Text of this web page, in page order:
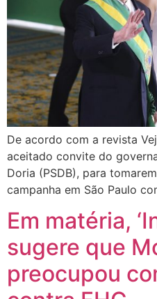
De acordo com a revista
aceitado convite do
Doria (PSDB), para
campanha em São Paulo
Em matéria,
sugere que
preocupou